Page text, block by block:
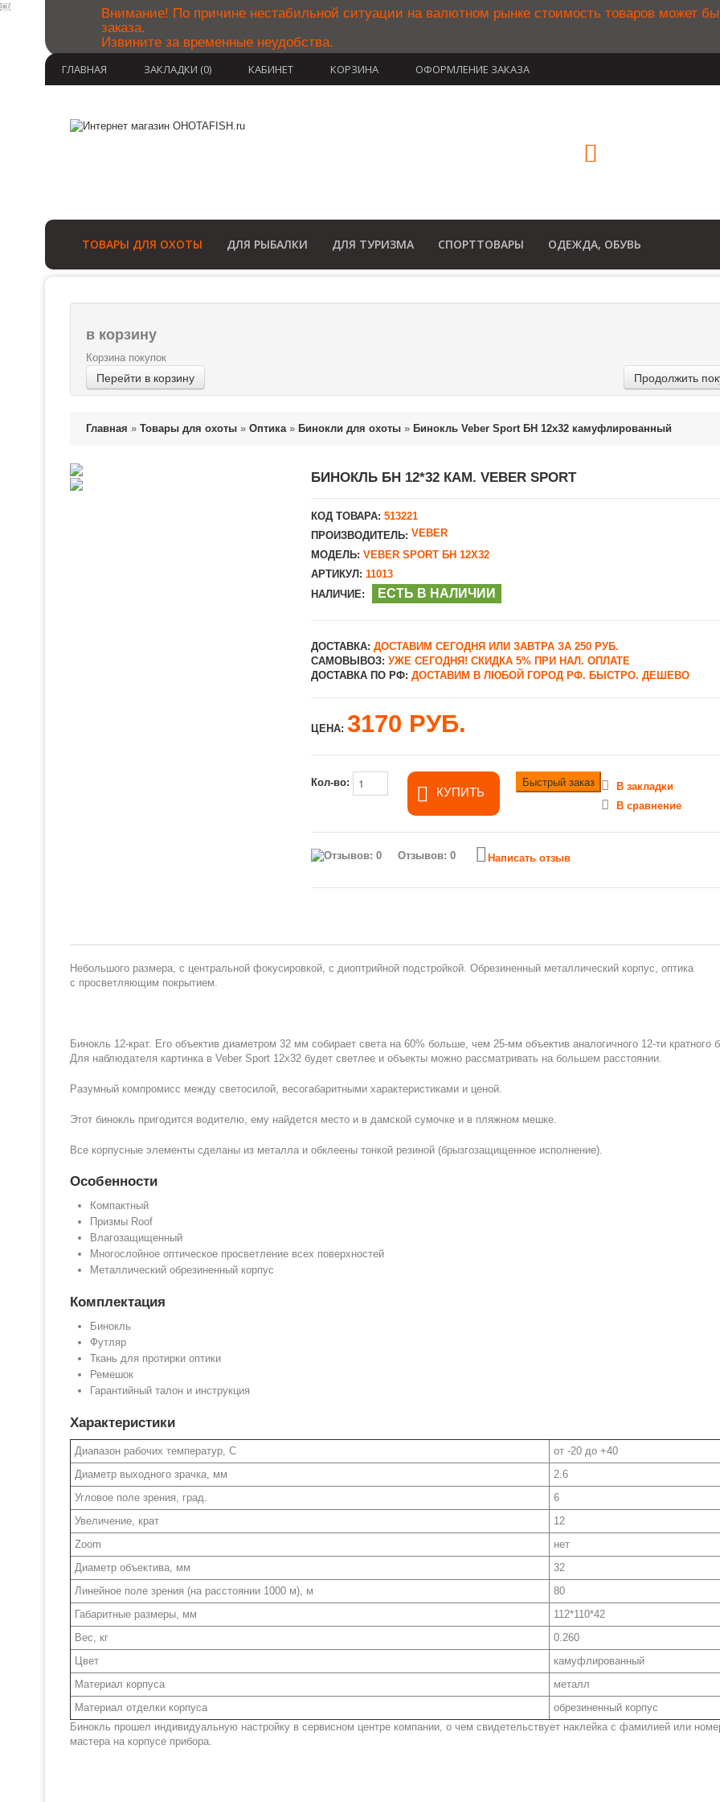
￼
Внимание! По причине нестабильной ситуации на валютном рынке стоимость товаров может
заказа.
Извините за временные неудобства.
ГЛАВНАЯ ЗАКЛАДКИ (0) КАБИНЕТ КОРЗИНА ОФОРМЛЕНИЕ ЗАКАЗА
ТОВАРЫ ДЛЯ ОХОТЫ ДЛЯ РЫБАЛКИ ДЛЯ ТУРИЗМА СПОРТТОВАРЫ ОДЕЖДА, ОБУВЬ
в корзину
Корзина покупок
Перейти в корзину Продолжить
Главная » Товары для охоты » Оптика» Бинокли для охоты » Бинокль Veber Sport БН 12x32 камуфлированный
БИНОКЛЬ БН 12*32 КАМ. VEBER SPORT
КОД ТОВАРА: 513221
ПРОИЗВОДИТЕЛЬ: VEBER
МОДЕЛЬ: VEBER SPORT БН 12X32
АРТИКУЛ: 11013
НАЛИЧИЕ:
ЕСТЬ В НАЛИЧИИ
ДОСТАВКА: ДОСТАВИМ СЕГОДНЯ ИЛИ ЗАВТРА ЗА 250 РУБ.
САМОВЫВОЗ: УЖЕ СЕГОДНЯ! СКИДКА 5% ПРИ НАЛ. ОПЛАТЕ
ДОСТАВКА ПО РФ: ДОСТАВИМ В ЛЮБОЙ ГОРОД РФ. БЫСТРО. ДЕШЕВО
ЦЕНА: 3170 РУБ.
Кол-во:
КУПИТЬ
Быстрый заказ
В закладки
В сравнение
Отзывов: 0 Написать отзыв
Небольшого размера, с центральной фокусировкой, с диоптрийной подстройкой. Обрезиненный металлический корпус, оптика
с просветляющим покрытием.
Бинокль 12-крат. Его объектив диаметром 32 мм собирает света на 60% больше, чем 25-мм объектив аналогичного 12-ти кратного
Для наблюдателя картинка в Veber Sport 12x32 будет светлее и объекты можно рассматривать на большем расстоянии.
Разумный компромисс между светосилой, весогабаритными характеристиками и ценой.
Этот бинокль пригодится водителю, ему найдется место и в дамской сумочке и в пляжном мешке.
Все корпусные элементы сделаны из металла и обклеены тонкой резиной (брызгозащищенное исполнение).
Особенности
Компактный
Призмы Roof
Влагозащищенный
Многослойное оптическое просветление всех поверхностей
Металлический обрезиненный корпус
Комплектация
Бинокль
Футляр
Ткань для протирки оптики
Ремешок
Гарантийный талон и инструкция
Характеристики
Диапазон рабочих температур, С
от -20 до +40
Диаметр выходного зрачка, мм
2.6
Угловое поле зрения, град.
6
Увеличение, крат
12
Zoom
нет
Диаметр объектива, мм
32
Линейное поле зрения (на расстоянии 1000 м), м
80
Габаритные размеры, мм
112*110*42
Вес, кг
0.260
Цвет
камуфлированный
Материал корпуса
металл
Материал отделки корпуса
обрезиненный корпус
Бинокль прошел индивидуальную настройку в сервисном центре компании, о чем свидетельствует наклейка с фамилией или
мастера на корпусе прибора.